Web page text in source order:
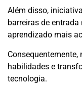
Além disso,
barreiras de
aprendizado mais
habilidades e
tecnologia.